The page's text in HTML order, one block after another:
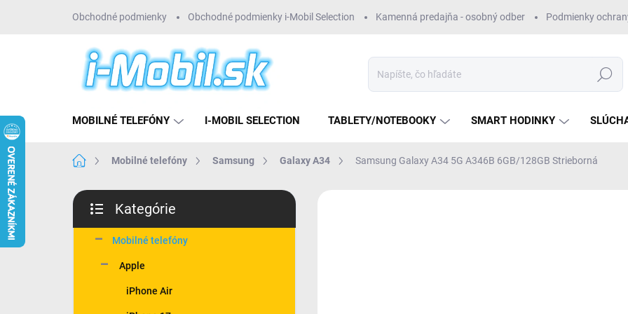
Obchodné podmienky Obchodné podmienky i-Mobil Selection Kamenná predajňa - osobný odber Podmienky
Hľadať
MOBILNÉ TELEFÓNY I-MOBIL SELECTION TABLETY/NOTEBOOKY SMART HODINKY
DomovMobilné telefóny Samsung Galaxy A34 Samsung Galaxy A34 5G A346B 6GB/128GB Strieborná
B
č
kategórie
Kategórie
Mobilné telefóny
Apple
iPhone Air